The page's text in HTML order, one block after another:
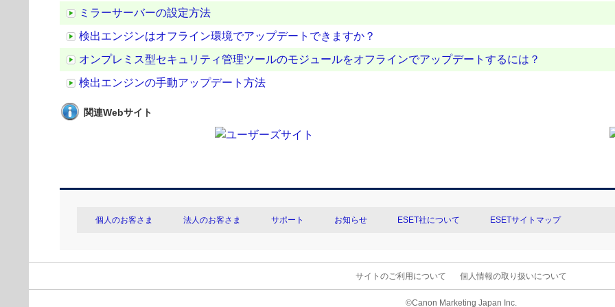
ミラーサーバーの設定方法
検出エンジンはオフライン環境でアップデートできますか？
オンプレミス型セキュリティ管理ツールのモジュールをオフラインでアップデートするには？
検出エンジンの手動アップデート方法
関連Webサイト
個人のお客さま 法人のお客さま サポート お知らせ ESET社について ESETサイトマップ
サイトのご利用について 個人情報の取り扱いについて
©Canon Marketing Japan Inc.